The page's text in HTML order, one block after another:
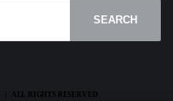
SEARCH
| ALL RIGHTS RESERVED